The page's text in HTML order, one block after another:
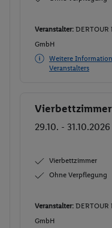
Veranstalter:
GmbH
Weitere
Veranstalters
Buchen
Vierbettzimmer
29.10. - 31.10.2026
Vierbettzimmer
Ohne Verpflegung
Veranstalter:
GmbH